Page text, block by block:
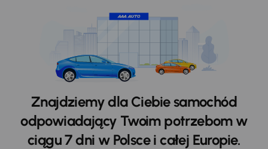
Znajdziemy dla Ciebie samochód
odpowiadający Twoim potrzebom w
ciągu 7 dni w Polsce i całej Europie.